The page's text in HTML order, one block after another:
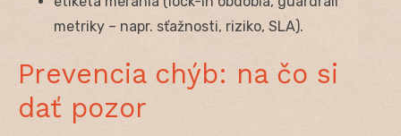
metriky – napr. sťažnosti, riziko, SLA).
Prevencia chýb: na čo si
dať pozor